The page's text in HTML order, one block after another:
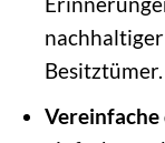
Besitztümer.
Vereinfache